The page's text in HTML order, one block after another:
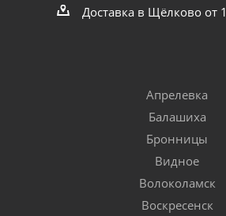
Доставка в Щёлково от
Апрелевка
Балашиха
Бронницы
Видное
Волоколамск
Воскресенск